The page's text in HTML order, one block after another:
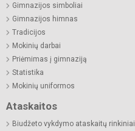
Gimnazijos simboliai
Gimnazijos himnas
Tradicijos
Mokinių darbai
Priėmimas į gimnaziją
Statistika
Mokinių uniformos
Ataskaitos
Biudžeto vykdymo ataskaitų rinkiniai